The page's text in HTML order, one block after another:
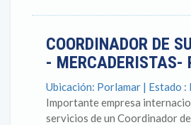
COORDINADOR DE
- MERCADERISTAS-
Ubicación: Porlamar | Estado :
Importante empresa
servicios de un Coordinador